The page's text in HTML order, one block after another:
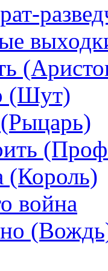
(Шут)
(Король)
война